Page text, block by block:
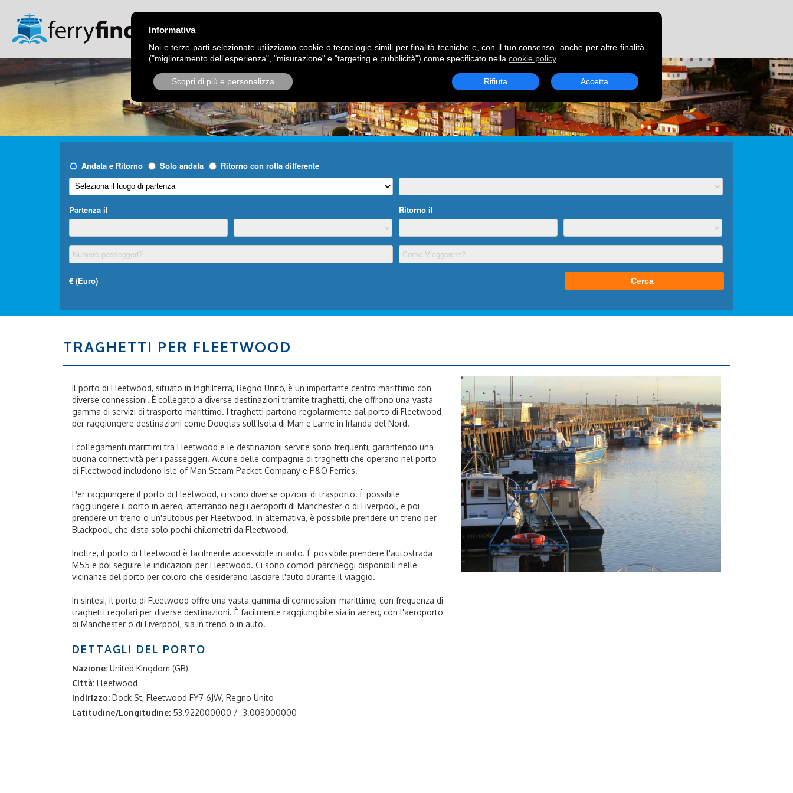
CHI SIAMO
TRAGHETTI PER FLEETWOOD
Il porto di Fleetwood, situato in Inghilterra, Regno Unito, è un importante centro marittimo con
diverse connessioni. È collegato a diverse destinazioni tramite traghetti, che offrono una vasta
gamma di servizi di trasporto marittimo. I traghetti partono regolarmente dal porto di Fleetwood
per raggiungere destinazioni come Douglas sull'Isola di Man e Larne in Irlanda del Nord.
I collegamenti marittimi tra Fleetwood e le destinazioni servite sono frequenti, garantendo una
buona connettività per i passeggeri. Alcune delle compagnie di traghetti che operano nel porto
di Fleetwood includono Isle of Man Steam Packet Company e P&O Ferries.
Per raggiungere il porto di Fleetwood, ci sono diverse opzioni di trasporto. È possibile
raggiungere il porto in aereo, atterrando negli aeroporti di Manchester o di Liverpool, e poi
prendere un treno o un'autobus per Fleetwood. In alternativa, è possibile prendere un treno per
Blackpool, che dista solo pochi chilometri da Fleetwood.
Inoltre, il porto di Fleetwood è facilmente accessibile in auto. È possibile prendere l'autostrada
M55 e poi seguire le indicazioni per Fleetwood. Ci sono comodi parcheggi disponibili nelle
vicinanze del porto per coloro che desiderano lasciare l'auto durante il viaggio.
In sintesi, il porto di Fleetwood offre una vasta gamma di connessioni marittime, con frequenza di
traghetti regolari per diverse destinazioni. È facilmente raggiungibile sia in aereo, con l'aeroporto
di Manchester o di Liverpool, sia in treno o in auto.
DETTAGLI DEL PORTO
Nazione: United Kingdom (GB)
Città: Fleetwood
Indirizzo: Dock St, Fleetwood FY7 6JW, Regno Unito
Latitudine/Longitudine: 53.922000000 / -3.008000000
Informativa
Noi e terze parti selezionate utilizziamo cookie o tecnologie simili per finalità tecniche e, con il tuo consenso, anche per altre finalità
("miglioramento dell'esperienza", "misurazione" e "targeting e pubblicità") come specificato nella cookie policy
Rifiuta Accetta
Scopri di più e personalizza